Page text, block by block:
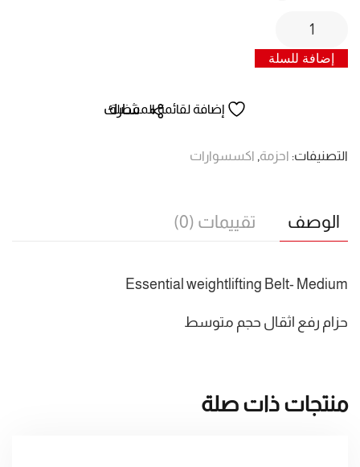
weightlifting
رفع
متوسط
إضافة للسلة
إضافة لقائمة المفضلة
شارك
التصنيفات: احزمة, اكسسوارات
الوصف تقييمات (0)
Essential weightlifting Belt- Medium
حزام رفع اثقال حجم متوسط
منتجات ذات صلة